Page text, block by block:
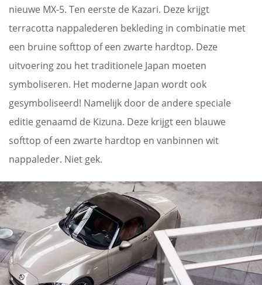
nieuwe MX-5. Ten eerste de Kazari. Deze krijgt
terracotta nappalederen bekleding in combinatie met
een bruine softtop of een zwarte hardtop. Deze
uitvoering zou het traditionele Japan moeten
symboliseren. Het moderne Japan wordt ook
gesymboliseerd! Namelijk door de andere speciale
editie genaamd de Kizuna. Deze krijgt een blauwe
softtop of een zwarte hardtop en vanbinnen wit
nappaleder. Niet gek.